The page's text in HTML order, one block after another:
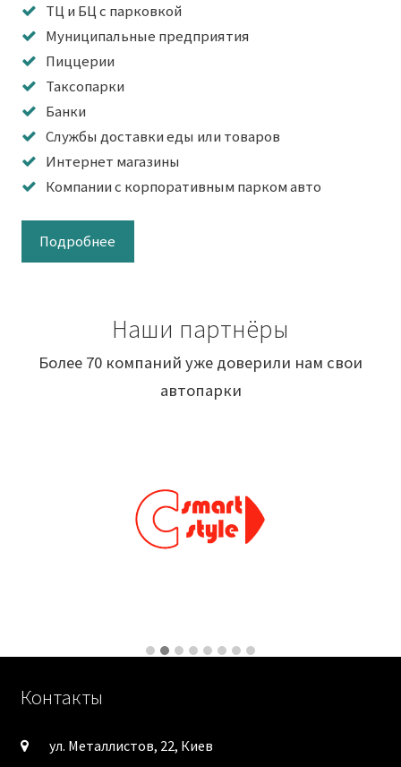
ТЦ и БЦ с парковкой
Муниципальные предприятия
Пиццерии
Таксопарки
Банки
Службы доставки еды или товаров
Интернет магазины
Компании с корпоративным парком авто
Подробнее
Наши партнёры
Более 70 компаний уже доверили нам свои
автопарки
Контакты
ул. Металлистов, 22, Киев